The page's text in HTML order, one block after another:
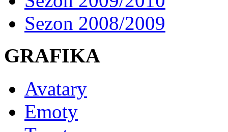
Sezon 2008/2009
GRAFIKA
Avatary
Emoty